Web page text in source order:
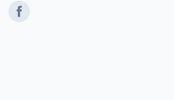
Facebook